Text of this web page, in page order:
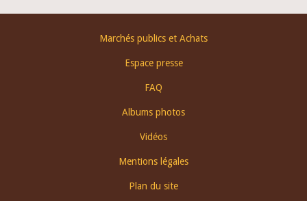
Marchés publics et Achats
Espace presse
FAQ
Albums photos
Vidéos
Mentions légales
Plan du site